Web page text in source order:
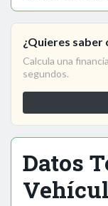
¿Quieres saber
Calcula una
segundos.
Datos